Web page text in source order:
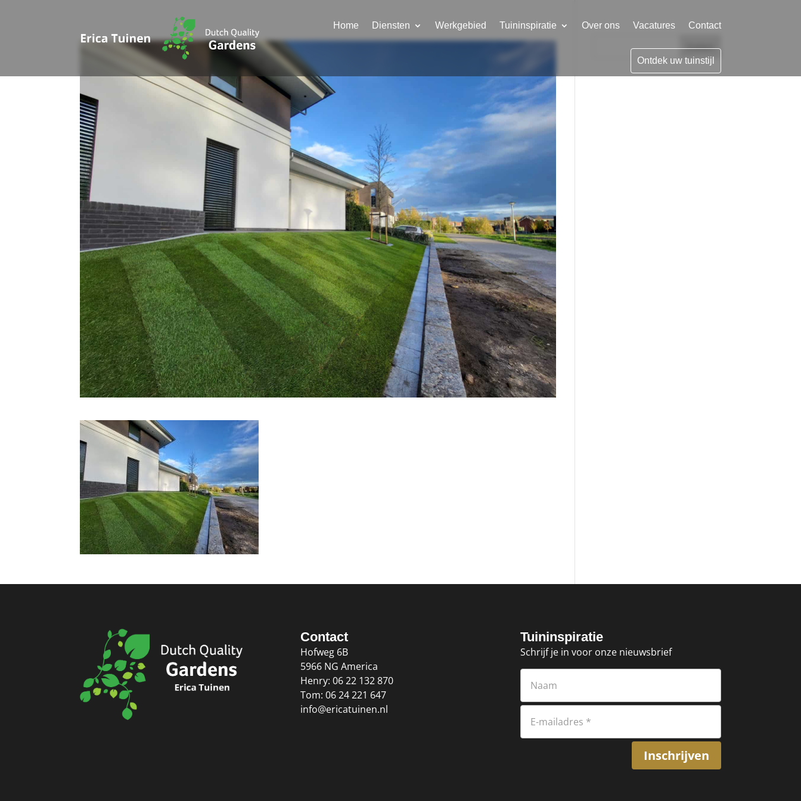
Home Diensten Werkgebied Tuininspiratie Over ons Vacatures Contact
Ontdek uw tuinstijl
Zoeken
Contact
Hofweg 6B
5966 NG America
Henry: 06 22 132 870
Tom: 06 24 221 647
info@ericatuinen.nl
Tuininspiratie
Schrijf je in voor onze nieuwsbrief
Inschrijven